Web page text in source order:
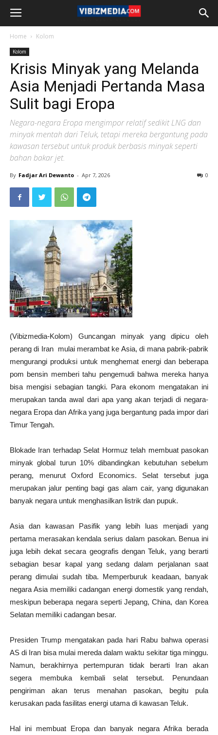
Home Kolom
Kolom
Krisis Minyak yang Melanda
Asia Menjadi Pertanda Masa
Sulit bagi Eropa
Negara-negara Eropa mengimpor relatif sedikit LNG dan
minyak mentah dari Teluk, tetapi mereka bergantung pada
kawasan tersebut untuk produk berbasis minyak seperti
bahan bakar jet.
By Fadjar Ari Dewanto - Apr 7, 2026 0
(Vibizmedia-Kolom) Guncangan minyak yang dipicu oleh
perang di Iran mulai merambat ke Asia, di mana pabrik-pabrik
mengurangi produksi untuk menghemat energi dan beberapa
pom bensin memberi tahu pengemudi bahwa mereka hanya
bisa mengisi sebagian tangki. Para ekonom mengatakan ini
merupakan tanda awal dari apa yang akan terjadi di negara-
negara Eropa dan Afrika yang juga bergantung pada impor dari
Timur Tengah.
Blokade Iran terhadap Selat Hormuz telah membuat pasokan
minyak global turun 10% dibandingkan kebutuhan sebelum
perang, menurut Oxford Economics. Selat tersebut juga
merupakan jalur penting bagi gas alam cair, yang digunakan
banyak negara untuk menghasilkan listrik dan pupuk.
Asia dan kawasan Pasifik yang lebih luas menjadi yang
pertama merasakan kendala serius dalam pasokan. Benua ini
juga lebih dekat secara geografis dengan Teluk, yang berarti
sebagian besar kapal yang sedang dalam perjalanan saat
perang dimulai sudah tiba. Memperburuk keadaan, banyak
negara Asia memiliki cadangan energi domestik yang rendah,
meskipun beberapa negara seperti Jepang, China, dan Korea
Selatan memiliki cadangan besar.
Presiden Trump mengatakan pada hari Rabu bahwa operasi
AS di Iran bisa mulai mereda dalam waktu sekitar tiga minggu.
Namun, berakhirnya pertempuran tidak berarti Iran akan
segera membuka kembali selat tersebut. Penundaan
pengiriman akan terus menahan pasokan, begitu pula
kerusakan pada fasilitas energi utama di kawasan Teluk.
Hal ini membuat Eropa dan banyak negara Afrika berada